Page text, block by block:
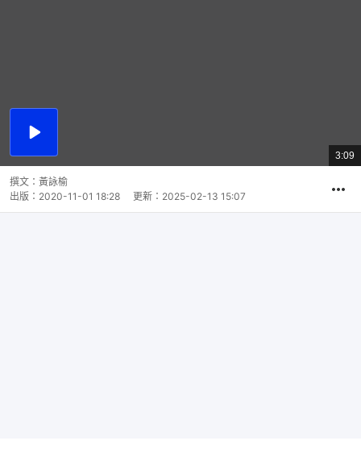
播
總
共
3:09
撰文： 黃詠榆
出版： 2020-11-01 18:28 更新： 2025-02-13 15:07